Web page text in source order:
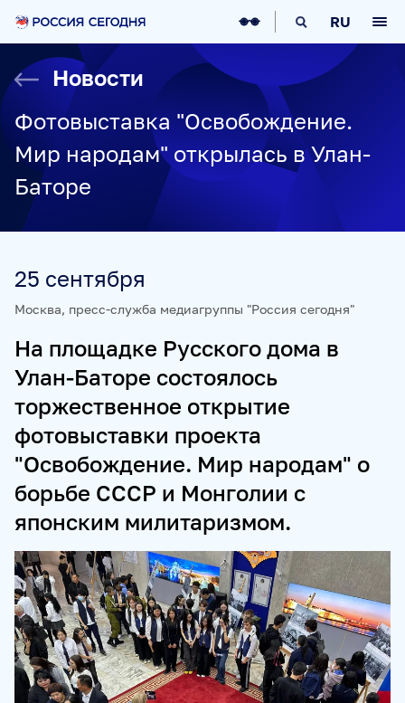
О НАС
О МЕДИАГРУППЕ
ИСТОРИЯ
СОЦИАЛЬНАЯ ОТВЕТСТВЕННОСТЬ
РУКОВОДСТВО
КАРЬЕРА
СТАЖИРОВКА
IT-ВОЗМОЖНОСТИ
НАГРАДЫ
НАШИ СМИ
РИА НОВОСТИ
СОЦИАЛЬНЫЙ НАВИГАТОР
ПРОЕКТЫ
SPUTNIKPRO
КОНКУРС ИМЕНИ СТЕНИНА
ФЕСТИВАЛЬ KOKTEBEL JAZZ PARTY
ПОЖАЛУЙСТА, ДЫШИТЕ!
НЮРНБЕРГ. НАЧАЛО МИРА
ПРОДУКТЫ И СЕРВИСЫ
НОВОСТНЫЕ ЛЕНТЫ
МЕДИАБАНК
РЕКЛАМА И СПЕЦПРОЕКТЫ
РЕЙТИНГИ И АНАЛИТИКА
БАЗА АНОНСОВ
ПЕРЕВОДЫ
ФОТОХОСТИНГИ
ФОТОВЫСТАВКИ
ТРЕНИНГИ
МУЛЬТИМЕДИЙНЫЙ ПРЕСС-ЦЕНТР
RU
Новости
Фотовыставка "Освобождение.
Мир народам" открылась в Улан-
Баторе
25 сентября
Москва, пресс-служба медиагруппы "Россия сегодня"
На площадке Русского дома в
Улан-Баторе состоялось
торжественное открытие
фотовыставки проекта
"Освобождение. Мир народам" о
борьбе СССР и Монголии с
японским милитаризмом.